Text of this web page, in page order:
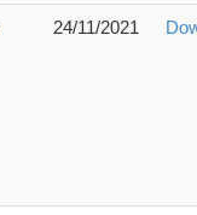
24/11/2021